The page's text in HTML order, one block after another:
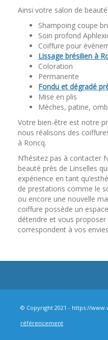
Ainsi votre salon de
Shampoing coupe
Soin profond
Coiffure pour
Lissage brésilien à
Coloration
Permanente
Fondu et dégradé
Mise en plis
Mèches, patine,
Votre bien-être est notre
nous réalisons des
à Roncq.
N’hésitez pas à contacter
beauté près de Linselles
expérience en tant
de prestations comme le
ou encore une nouvelle
coiffure possède un
détendre et vous
correspondent à vos
© Copyright 2021 - https://
référencement